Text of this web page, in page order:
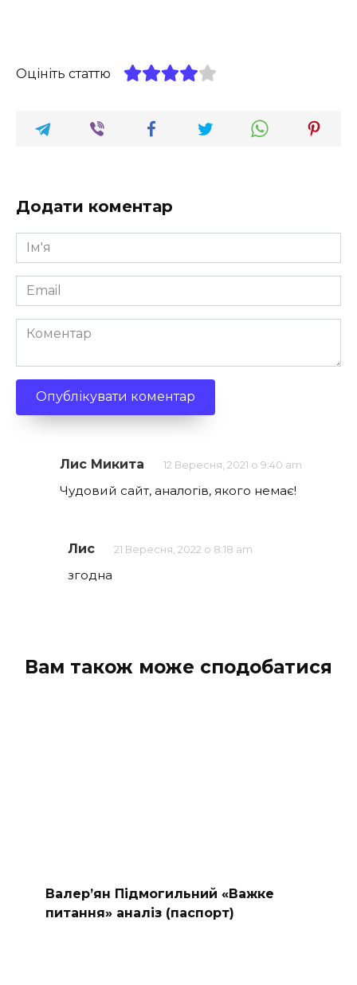
Оцініть статтю
Додати коментар
Ім'я
*
Email
*
Коментар
Лис Микита 12 Вересня, 2021 о 9:40 am
Чудовий сайт, аналогів, якого немає!
Лис 21 Вересня, 2022 о 8:18 am
згодна
Вам також може сподобатися
Валер’ян Підмогильний «Важке
питання» аналіз (паспорт)